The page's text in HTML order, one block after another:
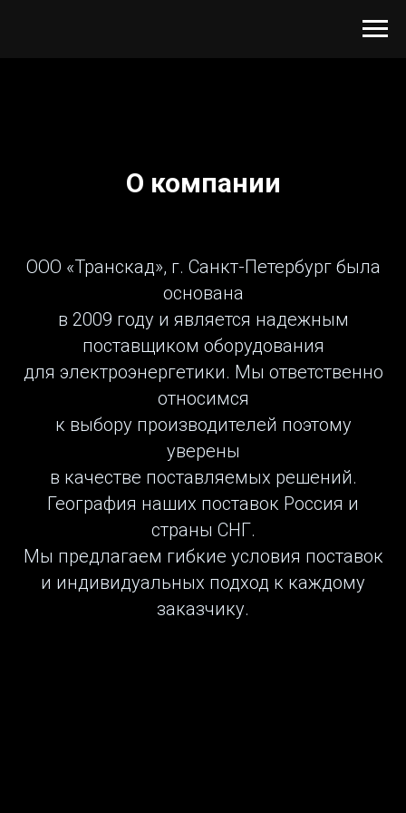
О компании
ООО «Транскад», г. Санкт-Петербург была
основана
в 2009 году и является надежным
поставщиком оборудования
для электроэнергетики. Мы ответственно
относимся
к выбору производителей поэтому
уверены
в качестве поставляемых решений.
География наших поставок Россия и
страны СНГ.
Мы предлагаем гибкие условия поставок
и индивидуальных подход к каждому
заказчику.